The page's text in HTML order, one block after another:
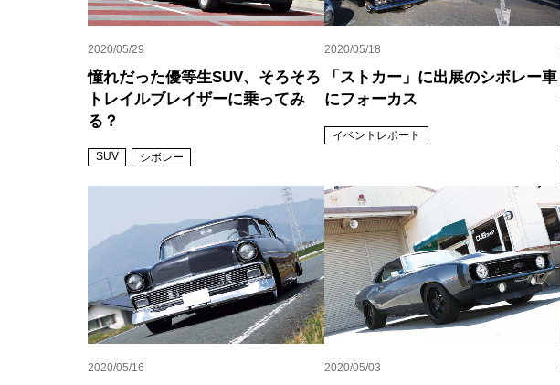
2020/05/29
憧れだった優等生SUV、そろそろ
トレイルブレイザーに乗ってみ
る？
SUV シボレー
2020/05/18
「ストカー」に出展のシボレー車
にフォーカス
イベントレポート
2020/05/16 2020/05/03